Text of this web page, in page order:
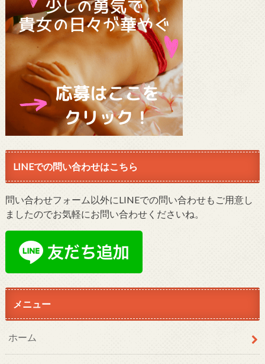
LINEでの問い合わせはこちら
問い合わせフォーム以外にLINEでの問い合わせもご用意し
ましたのでお気軽にお問い合わせくださいね。
メニュー
ホーム